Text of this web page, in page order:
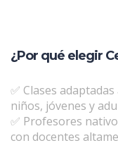
¿Por qué elegir
✅ Clases
niños, jóvenes y
✅ Profesores
con docentes